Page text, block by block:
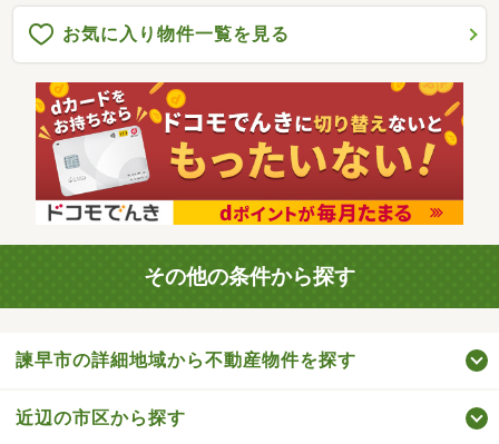
お気に入り物件一覧を見る
その他の条件から探す
諫早市の詳細地域から不動産物件を探す
近辺の市区から探す